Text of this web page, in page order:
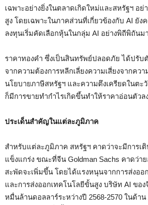
เฉพาะอย่างยิ่งในตลาดเกิดใหม่และสหรัฐฯ อ
สูง โดยเฉพาะในภาคส่วนที่เกี่ยวข้องกับ AI ยัง
ลงทุนเริ่มคัดเลือกหุ้นในกลุ่ม AI อย่างพิถีพิถันม
ราคาทองคำ ซึ่งเป็นสินทรัพย์ปลอดภัย ได้ปรับ
จากความต้องการหลีกเลี่ยงความเสี่ยงจากคว
นโยบายภาษีสหรัฐฯ และความตึงเครียดในตะ
ก็มีการขายทำกำไรเกิดขึ้นทำให้ราคาอ่อนตัวล
ประเด็นสำคัญในแต่ละภูมิภาค
สำหรับแต่ละภูมิภาค สหรัฐฯ คาดว่าจะมีการเ
แข็งแกร่ง ขณะที่จีน Goldman Sachs คาดว่า
สะพัดจะเพิ่มขึ้น โดยได้แรงหนุนจากการส่งออ
และการส่งออกเทคโนโลยีขั้นสูง บริษัท AI ขอ
หมื่นล้านดอลลาร์ระหว่างปี 2568-2570 ในด้า